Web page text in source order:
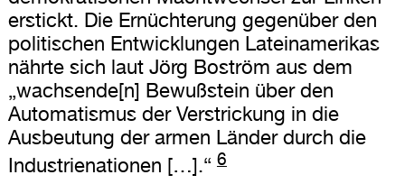
erstickt. Die Ernüchterung gegenüber den
politischen Entwicklungen Lateinamerikas
nährte sich laut Jörg Boström aus dem
„wachsende[n] Bewußstein über den
Automatismus der Verstrickung in die
Ausbeutung der armen Länder durch die
Industrienationen […].“ 6